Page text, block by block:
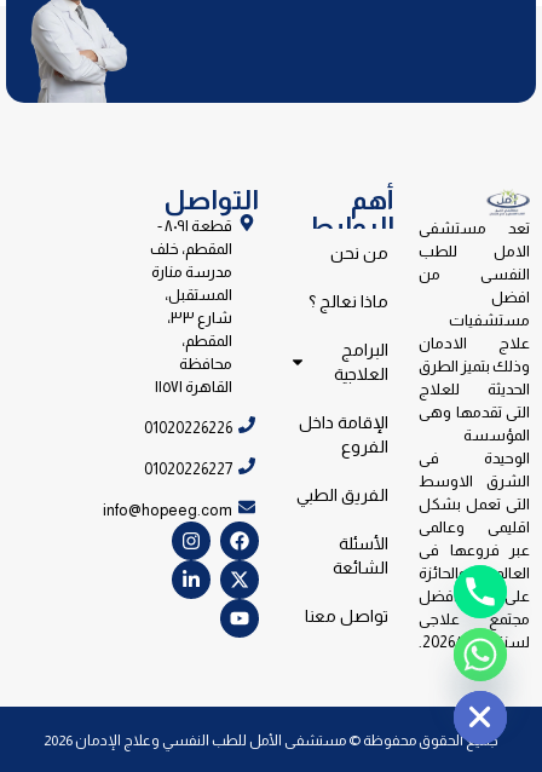
تعد مستشفى
الامل للطب
النفسى من
افضل
مستشفيات
علاج الادمان
وذلك بتميز الطرق
الحديثة للعلاج
التى تقدمها وهى
المؤسسة
الوحيدة فى
الشرق الاوسط
التى تعمل بشكل
اقليمى وعالمى
عبر فروعها فى
العالم والحائزة
على جائزة افضل
مجتمع علاجى
لسنة 2026/2023.
أهم
الروابط
من نحن
ماذا نعالج ؟
البرامج
العلاجية
الإقامة داخل
الفروع
الفريق الطبي
الأسئلة
الشائعة
تواصل معنا
التواصل
قطعة ٨٠٩١ -
المقطم، خلف
مدرسة منارة
المستقبل،
شارع ٣٣،
المقطم،
محافظة
القاهرة ١١٥٧١
01020226226
01020226227
info@hopeeg.com
جميع الحقوق محفوظة © مستشفى الأمل للطب النفسي وعلاج الإدمان 2026
Hide